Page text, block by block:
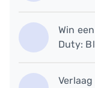
Win
Duty: